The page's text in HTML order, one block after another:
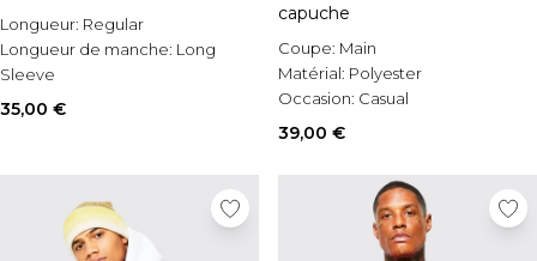
Longueur: Regular
Longueur de manche: Long
Sleeve
Matérial:
35,00 €
capuche
Coupe: Main
Matérial: Polyester
Occasion: Casual
39,00 €